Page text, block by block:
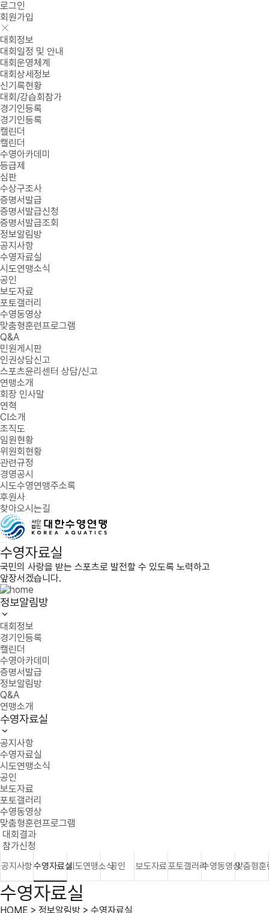
로그인
회원가입
대회정보
대회일정 및 안내
대회운영체계
대회상세정보
신기록현황
대회/강습회참가
경기인등록
경기인등록
캘린더
캘린더
수영아카데미
등급제
심판
수상구조사
증명서발급
증명서발급신청
증명서발급조회
정보알림방
공지사항
수영자료실
시도연맹소식
공인
보도자료
포토갤러리
수영동영상
맞춤형훈련프로그램
Q&A
민원게시판
인권상담신고
스포츠윤리센터 상담/신고
연맹소개
회장 인사말
연혁
CI소개
조직도
임원현황
위원회현황
관련규정
경영공시
시도수영연맹주소록
후원사
찾아오시는길
수영자료실
국민의 사랑을 받는 스포츠로 발전할 수 있도록 노력하고
앞장서겠습니다.
정보알림방
대회정보
경기인등록
캘린더
수영아카데미
증명서발급
정보알림방
Q&A
연맹소개
수영자료실
공지사항
수영자료실
시도연맹소식
공인
보도자료
포토갤러리
수영동영상
맞춤형훈련프로그램
대회결과
참가신청
공지사항수영자료실시도연맹소식공인 보도자료포토갤러리수영동영상맞춤형훈
수영자료실
HOME > 정보알림방 > 수영자료실